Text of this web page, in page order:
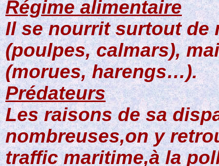
Régime alimentaire
Il se nourrit surtout de
(poulpes, calmars),
(morues, harengs…).
Prédateurs
Les raisons de sa
nombreuses,on y
traffic maritime,à la